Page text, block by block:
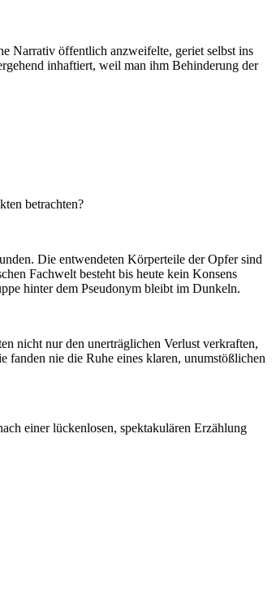
Narrativ öffentlich anzweifelte, geriet selbst ins
inhaftiert, weil man ihm Behinderung der
betrachten?
Die entwendeten Körperteile der Opfer sind
Fachwelt besteht bis heute kein Konsens
hinter dem Pseudonym bleibt im Dunkeln.
nicht nur den unerträglichen Verlust verkraften,
fanden nie die Ruhe eines klaren, unumstößlichen
einer lückenlosen, spektakulären Erzählung